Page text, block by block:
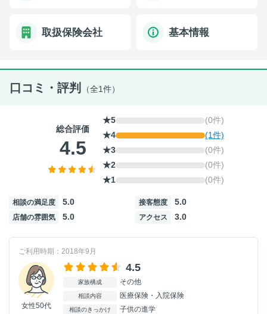
取扱保険会社 基本情報
口コミ・評判 （全1件）
総合評価
4.5
★5
(0件)
★4
(1件)
★3
(0件)
★2
(0件)
★1
(0件)
相談の満足度 5.0 接客態度 5.0
店舗の雰囲気 5.0 アクセス 3.0
ご利用時期：2018年9月
女性50代
4.5
家族構成 その他
相談内容 医療保険・入院保険
相談のきっかけ 子供の進学